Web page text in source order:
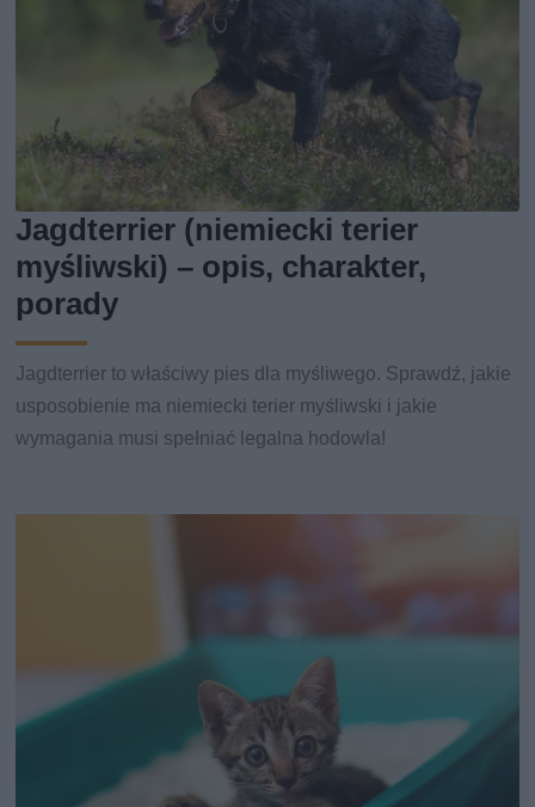
Jagdterrier (niemiecki terier
myśliwski) – opis, charakter,
porady
Jagdterrier to właściwy pies dla myśliwego. Sprawdź, jakie
usposobienie ma niemiecki terier myśliwski i jakie
wymagania musi spełniać legalna hodowla!